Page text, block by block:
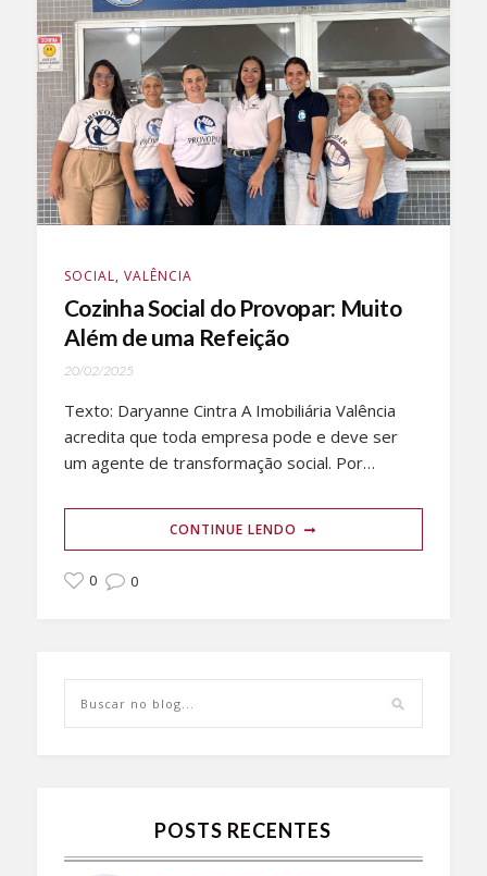
SOCIAL, VALÊNCIA
Cozinha Social do Provopar: Muito
Além de uma Refeição
20/02/2025
Texto: Daryanne Cintra A Imobiliária Valência
acredita que toda empresa pode e deve ser
um agente de transformação social. Por…
CONTINUE LENDO
0 0
POSTS RECENTES